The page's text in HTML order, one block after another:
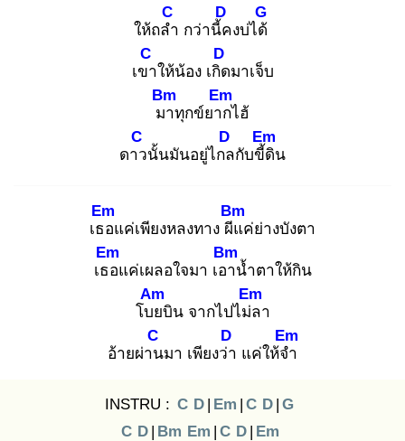
ให้ถลำ
C
กว่านี้ค
D
งบ่ได้
G
เขา
C
ให้น้อง เกิด
D
มาเจ็บ
มา
Bm
ทุกข์ยาก
Em
ไฮ้
ดาว
C
นั้นมันอยู่ไกล
D
กับขี้ดิ
Em
น
เธอ
Em
แค่เพียงหลงทาง ผีแ
Bm
ค่ย่างบังตา
เธอ
Em
แค่เผลอใจมา เอา
Bm
น้ำตาให้กิน
โบย
Am
บิน จากไปไม่ล
Em
า
อ้ายผ่าน
C
มา เพียงว่า
D
แค่ให้จำ
Em
INSTRU : C D | Em | C D | G
C D | Bm Em | C D | Em